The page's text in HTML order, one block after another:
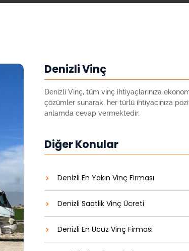
Denizli Vinç
Denizli Vinç, tüm vinç ihtiyaçlarınıza
çözümler sunarak, her türlü ihtiyacınıza
anlamda cevap vermektedir.
Diğer Konular
Denizli En Yakın Vinç Firması
Denizli Saatlik Vinç Ücreti
Denizli En Ucuz Vinç Firması